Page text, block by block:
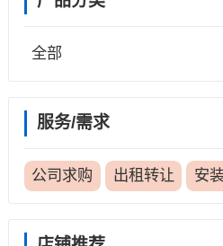
全部
服务/需求
公司求购 出租转让 安